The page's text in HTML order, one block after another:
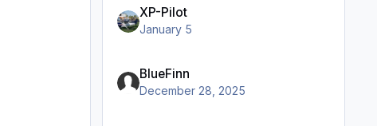
XP-Pilot
January 5
BlueFinn
December 28, 2025